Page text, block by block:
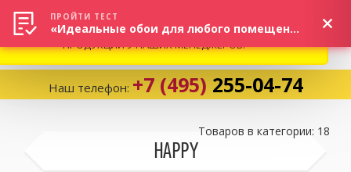
Наш телефон: +7 (495) 255-04-74
HAPPY
Товаров в категории: 18
ВНИМАНИЕ! В СВЯЗИ С СИТУАЦИЕЙ НА РЫНКЕ, ПРОСИМ
УТОЧНЯТЬ АКТУАЛЬНУЮ СТОИМОСТЬ И НАЛИЧИЕ
ПРОДУКЦИИ У НАШИХ МЕНЕДЖЕРОВ.
ПРОЙТИ ТЕСТ
«Идеальные обои для любого помещения!»